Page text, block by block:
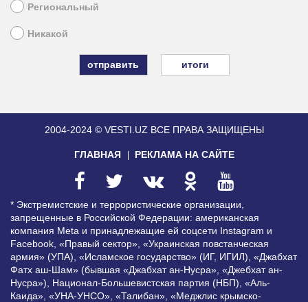
Региональный
Никакой
итоги
2004-2024 © VESTI.UZ ВСЕ ПРАВА ЗАЩИЩЕНЫ
ГЛАВНАЯ РЕКЛАМА НА САЙТЕ
* Экстремистские и террористические организации,
запрещенные в Российской Федерации: американская
компания Meta и принадлежащие ей соцсети Instagram и
Facebook, «Правый сектор», «Украинская повстанческая
армия» (УПА), «Исламское государство» (ИГ, ИГИЛ), «Джабхат
Фатх аш-Шам» (бывшая «Джабхат ан-Нусра», «Джебхат ан-
Нусра»), Национал-Большевистская партия (НБП), «Аль-
Каида», «УНА-УНСО», «Талибан», «Меджлис крымско-